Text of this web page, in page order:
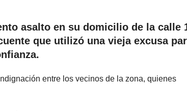
asalto en su domicilio de la calle
que utilizó una vieja excusa
entre los vecinos de la zona, quienes